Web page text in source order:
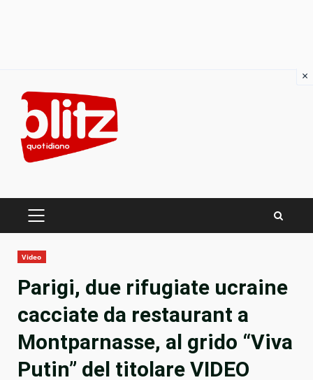
content
PRIMARY
Video
Parigi, due rifugiate ucraine
cacciate da restaurant a
Montparnasse, al grido “Viva
Putin” del titolare VIDEO
×